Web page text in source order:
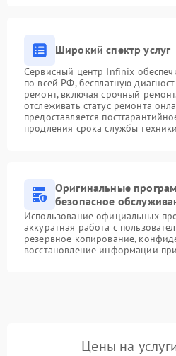
Широкий спектр услуг
Сервисный центр Infinix
по всей РФ, бесплатную
ремонт, включая срочный
отслеживать статус ремонта
предоставляется
продления срока службы техники
Оригинальные
безопасное
Использование официальных
аккуратная работа с
резервное копирование,
восстановление информации
Цены на